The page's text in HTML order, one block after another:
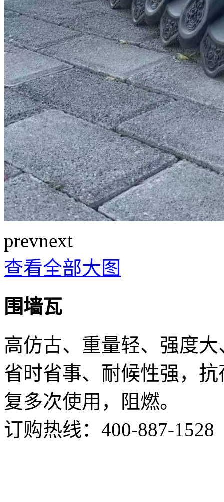
prevnext
查看全部大图
围墙瓦
高仿古、重量轻、强度
省时省事、耐候性强，
复多次使用，阻燃。
订购热线： 400-887-1528